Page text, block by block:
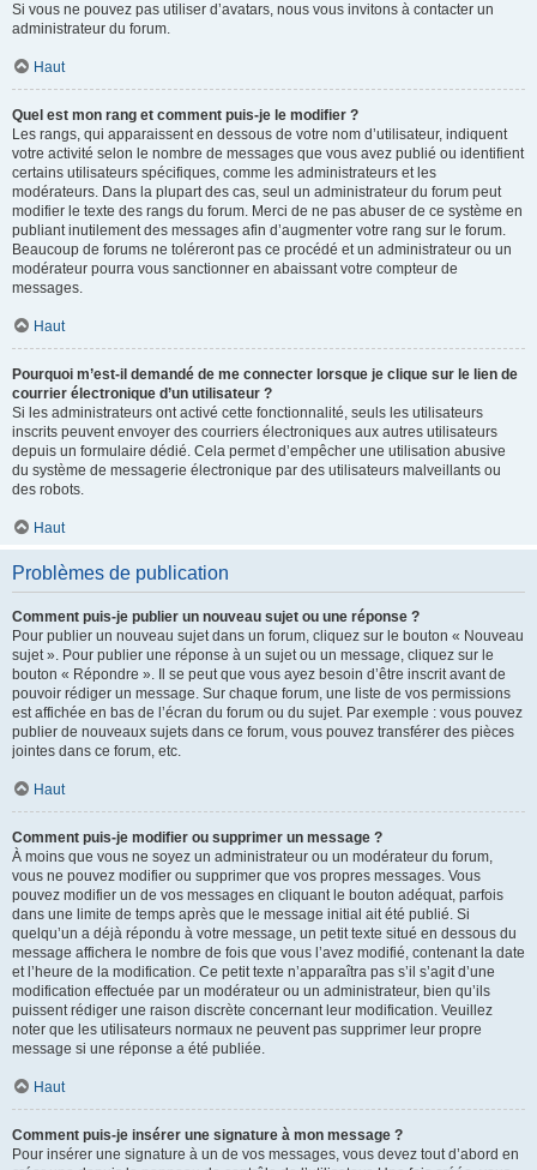
Si vous ne pouvez pas utiliser d’avatars, nous vous invitons à contacter un
administrateur du forum.
Haut
Quel est mon rang et comment puis-je le modifier ?
Les rangs, qui apparaissent en dessous de votre nom d’utilisateur, indiquent
votre activité selon le nombre de messages que vous avez publié ou identifient
certains utilisateurs spécifiques, comme les administrateurs et les
modérateurs. Dans la plupart des cas, seul un administrateur du forum peut
modifier le texte des rangs du forum. Merci de ne pas abuser de ce système en
publiant inutilement des messages afin d’augmenter votre rang sur le forum.
Beaucoup de forums ne toléreront pas ce procédé et un administrateur ou un
modérateur pourra vous sanctionner en abaissant votre compteur de
messages.
Haut
Pourquoi m’est-il demandé de me connecter lorsque je clique sur le lien de
courrier électronique d’un utilisateur ?
Si les administrateurs ont activé cette fonctionnalité, seuls les utilisateurs
inscrits peuvent envoyer des courriers électroniques aux autres utilisateurs
depuis un formulaire dédié. Cela permet d’empêcher une utilisation abusive
du système de messagerie électronique par des utilisateurs malveillants ou
des robots.
Haut
Problèmes de publication
Comment puis-je publier un nouveau sujet ou une réponse ?
Pour publier un nouveau sujet dans un forum, cliquez sur le bouton « Nouveau
sujet ». Pour publier une réponse à un sujet ou un message, cliquez sur le
bouton « Répondre ». Il se peut que vous ayez besoin d’être inscrit avant de
pouvoir rédiger un message. Sur chaque forum, une liste de vos permissions
est affichée en bas de l’écran du forum ou du sujet. Par exemple : vous pouvez
publier de nouveaux sujets dans ce forum, vous pouvez transférer des pièces
jointes dans ce forum, etc.
Haut
Comment puis-je modifier ou supprimer un message ?
À moins que vous ne soyez un administrateur ou un modérateur du forum,
vous ne pouvez modifier ou supprimer que vos propres messages. Vous
pouvez modifier un de vos messages en cliquant le bouton adéquat, parfois
dans une limite de temps après que le message initial ait été publié. Si
quelqu’un a déjà répondu à votre message, un petit texte situé en dessous du
message affichera le nombre de fois que vous l’avez modifié, contenant la date
et l’heure de la modification. Ce petit texte n’apparaîtra pas s’il s’agit d’une
modification effectuée par un modérateur ou un administrateur, bien qu’ils
puissent rédiger une raison discrète concernant leur modification. Veuillez
noter que les utilisateurs normaux ne peuvent pas supprimer leur propre
message si une réponse a été publiée.
Haut
Comment puis-je insérer une signature à mon message ?
Pour insérer une signature à un de vos messages, vous devez tout d’abord en